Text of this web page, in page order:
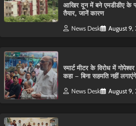
आ​खिर दून में बने एमडीडीए के
तैयार, जानें कारण
News Desk August 9,
स्मार्ट मीटर के विरोध में
कहा – बिना सहमति नहीं
News Desk August 9,